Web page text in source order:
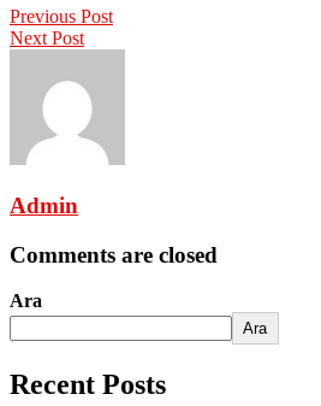
Previous Post
Next Post
Admin
Comments are closed
Ara
Ara
Recent Posts